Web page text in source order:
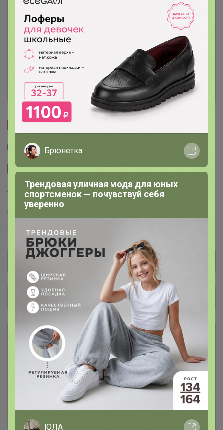
Общий каталог
*** КОФЕ В ЗЕРНАХ ***
### Личная передача ### 1
Консервация
Описание
Условия участия
Ключевые даты
История проведённых выкупов
Cтраничка организатора
Другие СП организатора Артемида
Сайт закупки
Торговые марки
Puratos™
Брюнетка
Трендовая уличная мода для юных
спортсменок — почувствуй себя
уверенно
ЮЛА